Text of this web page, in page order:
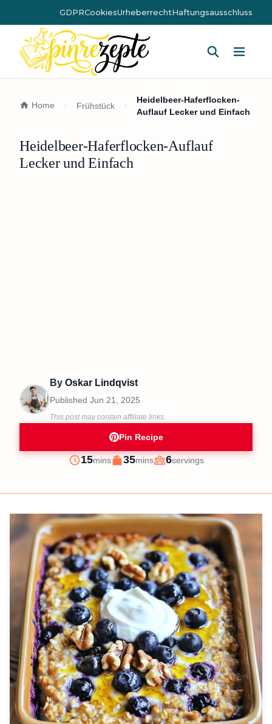
GDPRCookiesUrheberrechtHaftungsausschluss
Home Frühstück
Heidelbeer-Haferflocken-
Auflauf Lecker und Einfach
Heidelbeer-Haferflocken-Auflauf
Lecker und Einfach
By Oskar Lindqvist
Published Jun 21, 2025
This post may contain affiliate links.
Pin Recipe
Prep
15minutes
mins
Cook
35minutes
mins
Servings
6servings